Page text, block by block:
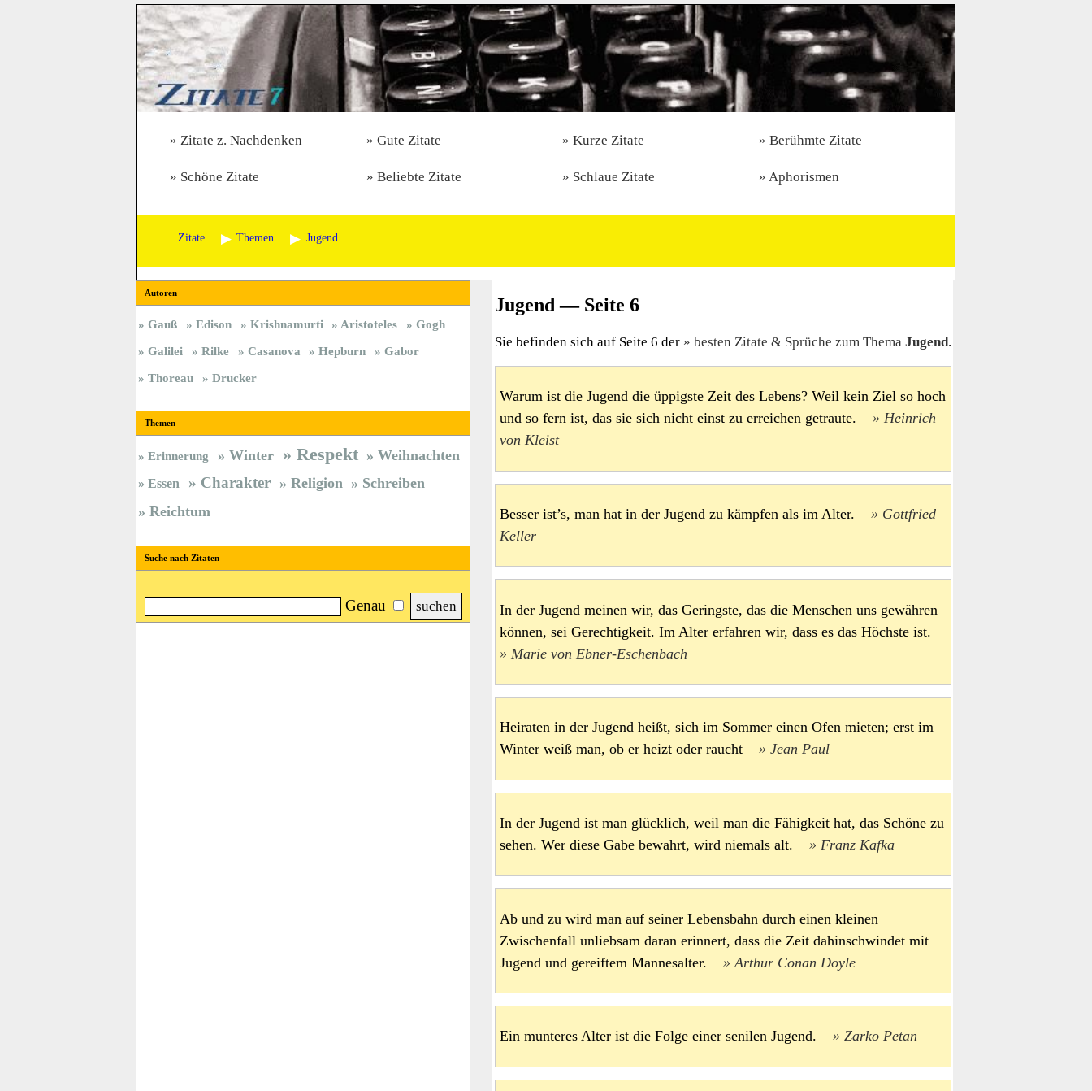
Zitate z. Nachdenken Gute Zitate Kurze Zitate Berühmte Zitate
Schöne Zitate Beliebte Zitate Schlaue Zitate Aphorismen
Zitate Themen Jugend
Jugend — Seite 6
Sie befinden sich auf Seite 6 der besten Zitate & Sprüche zum ThemaJugend.
Warum ist die Jugend die üppigste Zeit des Lebens? Weil kein Ziel so hoch
und so fern ist, das sie sich nicht einst zu erreichen getraute.
Heinrich
von Kleist
Besser ist’s, man hat in der Jugend zu kämpfen als im Alter.
Gottfried
Keller
In der Jugend meinen wir, das Geringste, das die Menschen uns gewähren
können, sei Gerechtigkeit. Im Alter erfahren wir, dass es das Höchste ist.
Marie von Ebner-Eschenbach
Heiraten in der Jugend heißt, sich im Sommer einen Ofen mieten; erst im
Winter weiß man, ob er heizt oder raucht
Jean Paul
In der Jugend ist man glücklich, weil man die Fähigkeit hat, das Schöne zu
sehen. Wer diese Gabe bewahrt, wird niemals alt.
Franz Kafka
Ab und zu wird man auf seiner Lebensbahn durch einen kleinen
Zwischenfall unliebsam daran erinnert, dass die Zeit dahinschwindet mit
Jugend und gereiftem Mannesalter.
Arthur Conan Doyle
Ein munteres Alter ist die Folge einer senilen Jugend. Zarko Petan
Autoren
Gauß Edison Krishnamurti Aristoteles
Gogh
Galilei
Rilke Casanova Hepburn
Gabor
Thoreau
Drucker
Themen
Erinnerung Winter Respekt Weihnachten
Essen Charakter Religion
Schreiben
Reichtum
Suche nach Zitaten
Genau